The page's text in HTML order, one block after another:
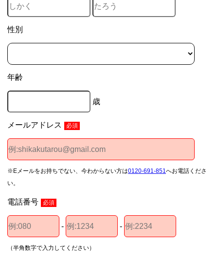
性別
年齢
歳
メールアドレス 必須
※Eメールをお持ちでない、今わからない方は0120-691-851へお電話くださ
い。
電話番号 必須
- -
（半角数字で入力してください）